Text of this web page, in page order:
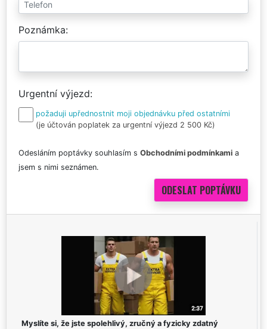
Poznámka
Urgentní výjezd
požaduji upřednostnit moji objednávku před ostatními
(je účtován poplatek za urgentní výjezd 2 500 Kč)
Odesláním poptávky souhlasím s Obchodními podmínkami a
jsem s nimi seznámen.
Myslíte si, že jste spolehlivý, zručný a fyzicky zdatný